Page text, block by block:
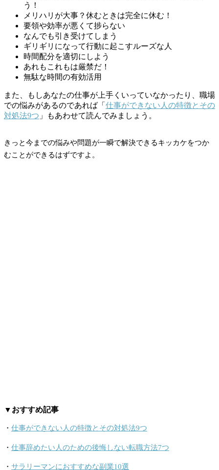
う！
メリハリが大事？休むときは完全に休む！
要領や効率が悪くて捗らない
なんでも引き受けてしまう
ギリギリになって行動に起こすルーズな人
時間配分を適切にしよう
あれもこれもは厳禁だ！
無駄な時間の有効活用
また、もしあなたの仕事が上手くいっていなかったり、職場
での悩みがあるのであれば「 仕事ができない人の特徴とその
対処法9つ 」もあわせて読んでみましょう。
きっと今までの悩みや問題が一瞬で解決できるキッカケをつか
むことができるはずですよ。
▼おすすめ記事
・ 仕事ができない人の特徴とその対処法9つ
・ 仕事辞めたい人のための後悔しない転職方法7つ
・ サラリーマンにおすすめな副業10選